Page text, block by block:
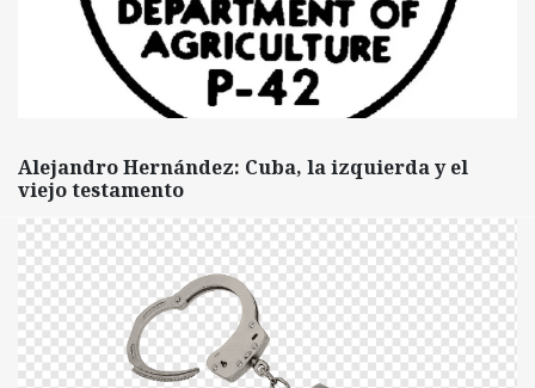
Alejandro Hernández: Cuba, la izquierda y el
viejo testamento